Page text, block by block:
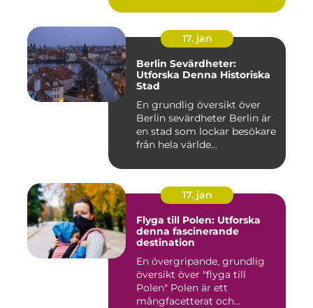
17. jan
Berlin Sevärdheter:
Utforska Denna Historiska
Stad
En grundlig översikt över
Berlin sevärdheter Berlin är
en stad som lockar besökare
från hela världe...
17. jan
Flyga till Polen: Utforska
denna fascinerande
destination
En övergripande, grundlig
översikt över "flyga till
Polen" Polen är ett
mångfacetterat och